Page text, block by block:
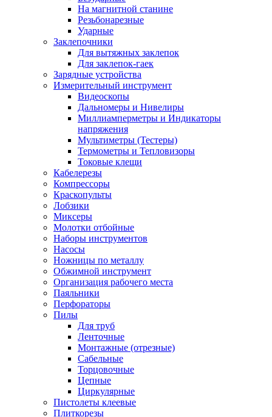
На магнитной станине
Резьбонарезные
Ударные
Заклепочники
Для вытяжных заклепок
Для заклепок-гаек
Зарядные устройства
Измерительный инструмент
Видеоскопы
Дальномеры и Нивелиры
Миллиамперметры и Индикаторы
напряжения
Мультиметры (Тестеры)
Термометры и Тепловизоры
Токовые клещи
Кабелерезы
Компрессоры
Краскопульты
Лобзики
Миксеры
Молотки отбойные
Наборы инструментов
Насосы
Ножницы по металлу
Обжимной инструмент
Организация рабочего места
Паяльники
Перфораторы
Пилы
Для труб
Ленточные
Монтажные (отрезные)
Сабельные
Торцовочные
Цепные
Циркулярные
Пистолеты клеевые
Плиткорезы